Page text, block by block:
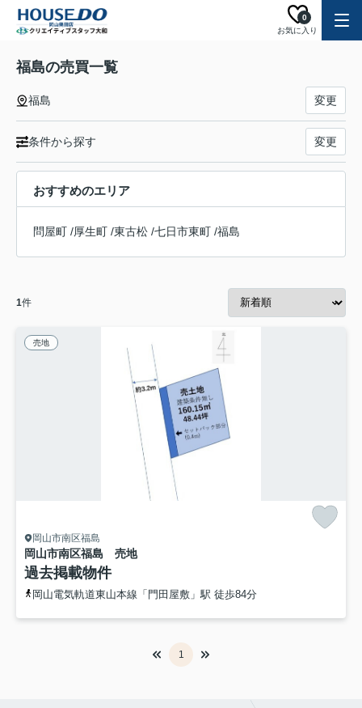
お気に入り
0
福島の売買一覧
福島 変更
条件から探す 変更
おすすめのエリア
問屋町 /厚生町 /東古松 /七日市東町 /福島
1件
売地
岡山市南区福島
岡山市南区福島 売地
過去掲載物件
岡山電気軌道東山本線「門田屋敷」駅 徒歩84分
1